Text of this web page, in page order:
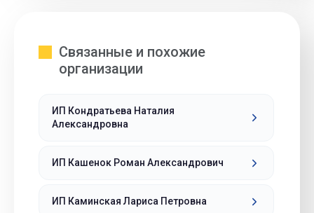
Связанные и похожие
организации
ИП Кондратьева Наталия
Александровна
ИП Кашенок Роман Александрович
ИП Каминская Лариса Петровна